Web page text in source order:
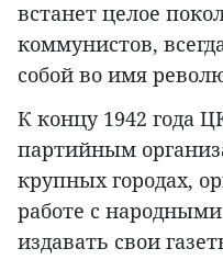
встанет целое
коммунистов,
собой во имя
К концу 1942 года
партийным
крупных городах,
работе с
издавать свои